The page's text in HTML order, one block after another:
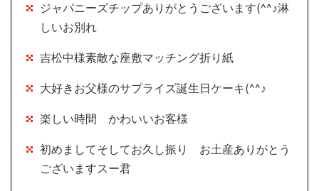
ジャパニーズチップありがとうございます(^^♪淋
しいお別れ
吉松中様素敵な座敷マッチング折り紙
大好きお父様のサプライズ誕生日ケーキ(^^♪
楽しい時間 かわいいお客様
初めましてそしてお久し振り お土産ありがとう
ございますスー君